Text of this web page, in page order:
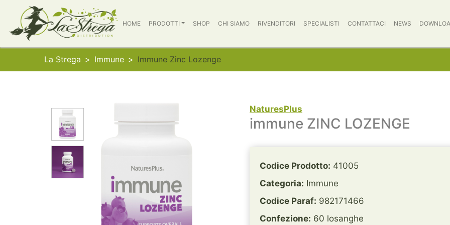
HOME PRODOTTI SHOP CHI SIAMO RIVENDITORI SPECIALISTI CONTATTACI NEWS
La Strega Immune Immune Zinc Lozenge
NaturesPlus
immune ZINC LOZENGE
Codice Prodotto: 41005
Categoria: Immune
Codice Paraf: 982171466
Confezione: 60 losanghe